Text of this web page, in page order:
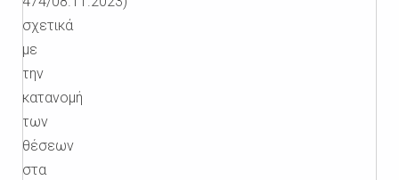
σχετικά
με
την
κατανομή
των
θέσεων
στα